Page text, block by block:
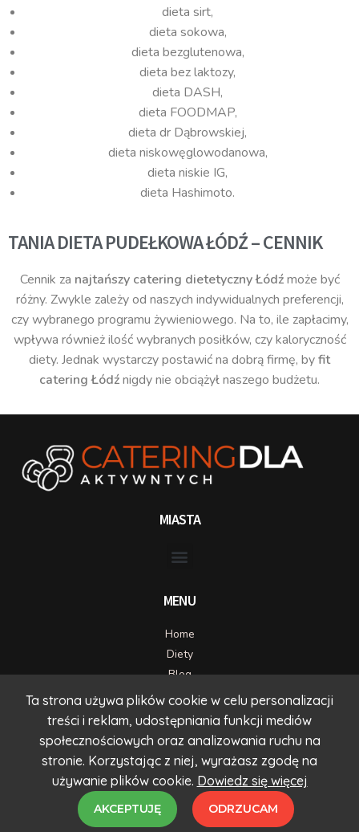
dieta sirt,
dieta sokowa,
dieta bezglutenowa,
dieta bez laktozy,
dieta DASH,
dieta FOODMAP,
dieta dr Dąbrowskiej,
dieta niskowęglowodanowa,
dieta niskie IG,
dieta Hashimoto.
TANIA DIETA PUDEŁKOWA ŁÓDŹ – CENNIK
Cennik za najtańszy catering dietetyczny Łódźmoże być
różny. Zwykle zależy od naszych indywidualnych preferencji,
czy wybranego programu żywieniowego. Na to, ile zapłacimy,
wpływa również ilość wybranych posiłków, czy kaloryczność
diety. Jednak wystarczy postawić na dobrą firmę, byfit
catering Łódźnigdy nie obciążył naszego budżetu.
MIASTA
MENU
Home
Diety
Blog
Kontakt
DANE KONTAKTOWE
kontakt@timcatering.com
71 725 70 80
© 2023. All Rights Reserved
Ta strona używa plików cookie w celu personalizacji
treści i reklam, udostępniania funkcji mediów
społecznościowych oraz analizowania ruchu na
stronie. Korzystając z niej, wyrażasz zgodę na
używanie plików cookie. Dowiedz się więcej
AKCEPTUJĘ ODRZUCAM